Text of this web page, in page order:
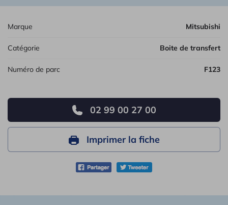
Marque Mitsubishi
Catégorie Boite de transfert
Numéro de parc F123
02 99 00 27 00
Imprimer la fiche